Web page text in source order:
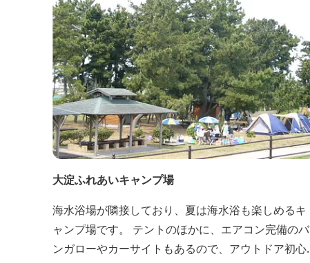
大淀ふれあいキャンプ場
海水浴場が隣接しており、夏は海水浴も楽しめるキ
ャンプ場です。 テントのほかに、エアコン完備のバ
ンガローやカーサイトもあるので、アウトドア初心